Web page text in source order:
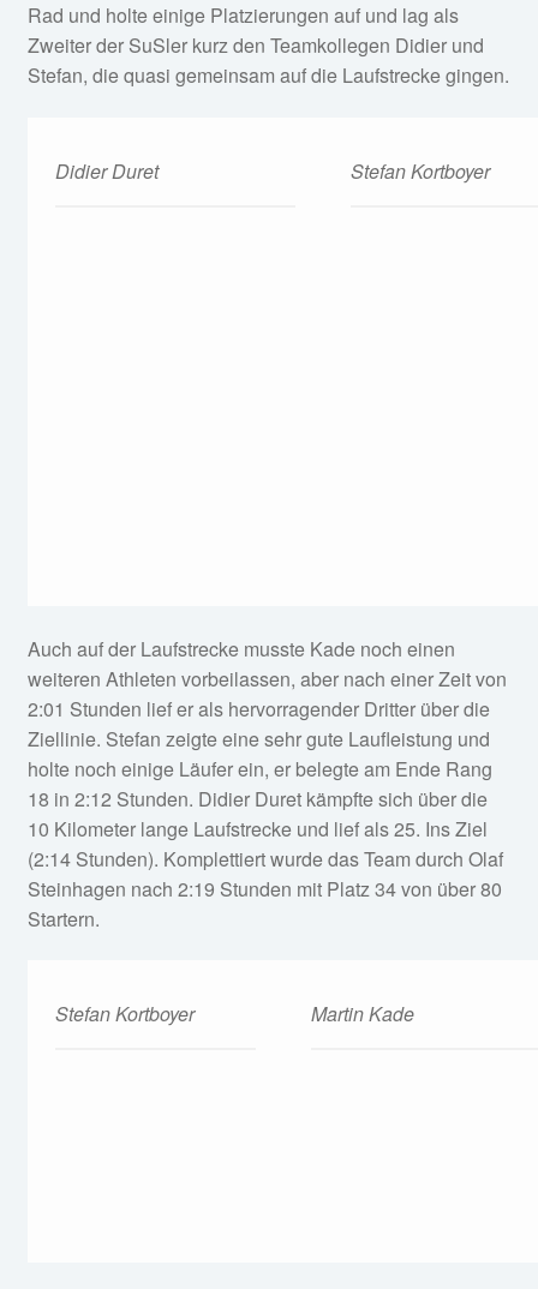
Rad und holte einige Platzierungen auf und lag als
Zweiter der SuSler kurz den Teamkollegen Didier und
Stefan, die quasi gemeinsam auf die Laufstrecke gingen.
Didier Duret Stefan Kortboyer
Auch auf der Laufstrecke musste Kade noch einen
weiteren Athleten vorbeilassen, aber nach einer Zeit von
2:01 Stunden lief er als hervorragender Dritter über die
Ziellinie. Stefan zeigte eine sehr gute Laufleistung und
holte noch einige Läufer ein, er belegte am Ende Rang
18 in 2:12 Stunden. Didier Duret kämpfte sich über die
10 Kilometer lange Laufstrecke und lief als 25. Ins Ziel
(2:14 Stunden). Komplettiert wurde das Team durch Olaf
Steinhagen nach 2:19 Stunden mit Platz 34 von über 80
Startern.
Stefan Kortboyer Martin Kade